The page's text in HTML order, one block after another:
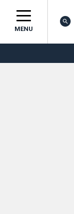
MENU